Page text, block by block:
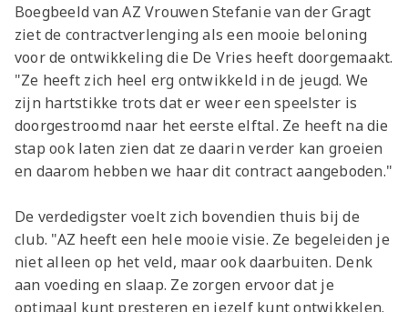
Boegbeeld van AZ Vrouwen Stefanie van der Gragt
ziet de contractverlenging als een mooie beloning
voor de ontwikkeling die De Vries heeft doorgemaakt.
"Ze heeft zich heel erg ontwikkeld in de jeugd. We
zijn hartstikke trots dat er weer een speelster is
doorgestroomd naar het eerste elftal. Ze heeft na die
stap ook laten zien dat ze daarin verder kan groeien
en daarom hebben we haar dit contract aangeboden."
De verdedigster voelt zich bovendien thuis bij de
club. "AZ heeft een hele mooie visie. Ze begeleiden je
niet alleen op het veld, maar ook daarbuiten. Denk
aan voeding en slaap. Ze zorgen ervoor dat je
optimaal kunt presteren en jezelf kunt ontwikkelen.